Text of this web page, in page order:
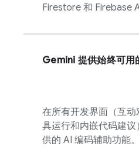
Firestore 和 Firebase
Gemini 提供始终可用
在所有开发界面（互
具运行和内嵌代码建议
供的 AI 编码辅助功能。